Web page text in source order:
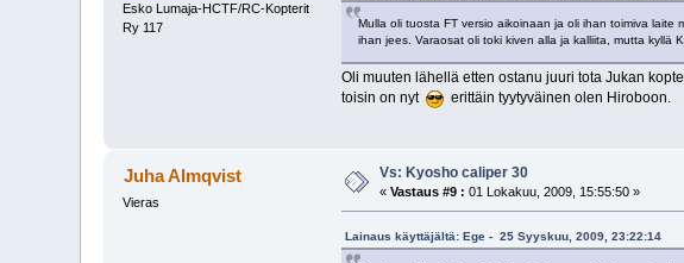
Esko Lumaja-HCTF/RC-Kopterit
Ry 117
Mulla oli tuosta FT versio aikoinaan ja oli ihan toimiva
ihan jees. Varaosat oli toki kiven alla ja kalliita, mutta kyllä
Oli muuten lähellä etten ostanu juuri tota Jukan
toisin on nyt
erittäin tyytyväinen olen Hiroboon.
Juha Almqvist
Vieras
Vs: Kyosho caliper 30
«Vastaus #9 : 01 Lokakuu, 2009, 15:55:50 »
Lainaus käyttäjältä: Ege - 25 Syyskuu, 2009, 23:22:14